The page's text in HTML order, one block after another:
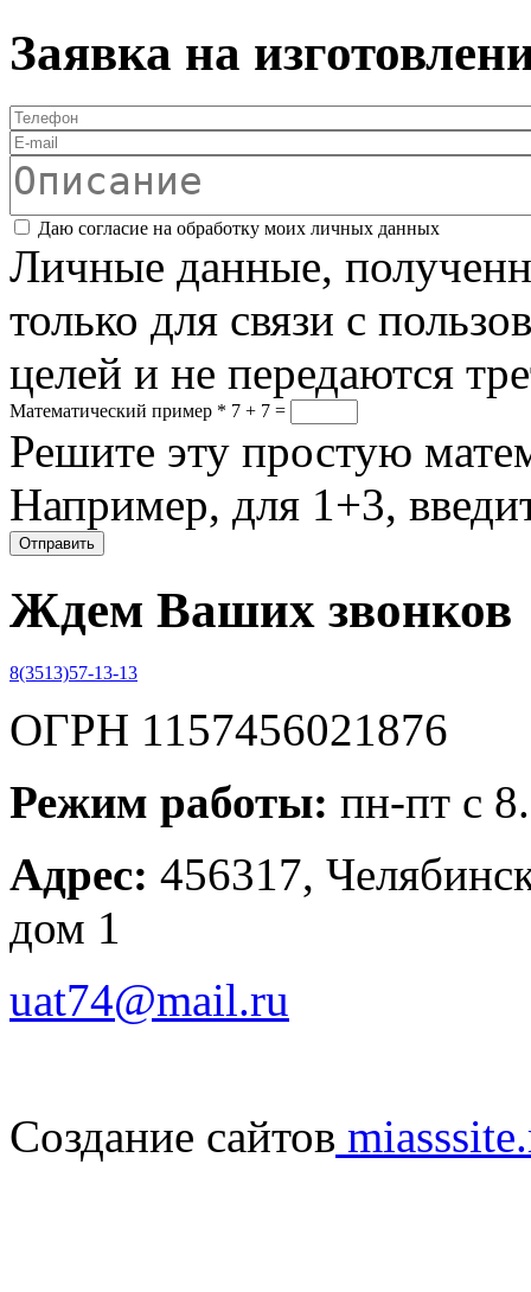
Заявка на
Телефон
E-mail
Описание
Соглашение*
Даю согласие на обработку моих личных данных
Личные данные,
только для связи с
целей и не передаются
Математический пример * 7 + 7 =
Решите эту простую
Например, для 1+3,
Ждем Ваших звонков
8(3513)57-13-13
ОГРН 1157456021876
Режим работы: пн-пт с
Адрес: 456317,
дом 1
uat74@mail.ru
Создание сайтов